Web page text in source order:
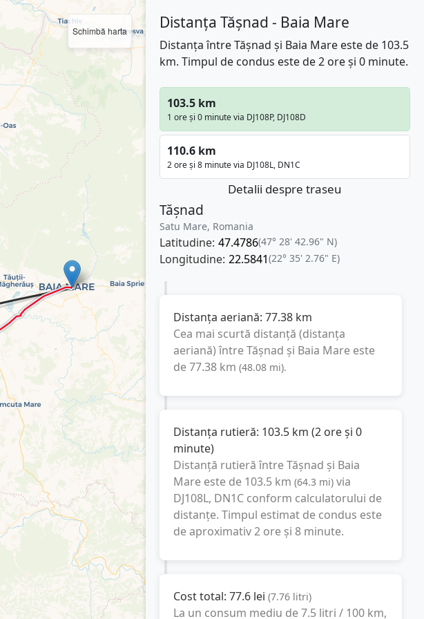
Schimbă harta Distanța Tășnad - Baia Mare
Distanța între Tășnad și Baia Mare este de 103.5
km. Timpul de condus este de 2 ore și 0 minute.
103.5 km
1 ore și 0 minute via DJ108P, DJ108D
110.6 km
2 ore și 8 minute via DJ108L, DN1C
Detalii despre traseu
Tășnad
Satu Mare, Romania
Latitudine: 47.4786(47° 28' 42.96" N)
Longitudine: 22.5841(22° 35' 2.76" E)
Distanța aeriană: 77.38 km
Cea mai scurtă distanță (distanța
aeriană) întreTășnad și Baia Mareeste
de77.38 km (48.08 mi).
Distanța rutieră: 103.5 km (2 ore și 0
minute)
Distanță rutieră întreTășnad și Baia
Mareeste de 103.5 km (64.3 mi) via
DJ108L, DN1Cconform calculatorului de
distanțe. Timpul estimat de condus este
de aproximativ2 ore și 8 minute.
Cost total: 77.6 lei (7.76 litri)
La un consum mediu de7.5 litri / 100 km,